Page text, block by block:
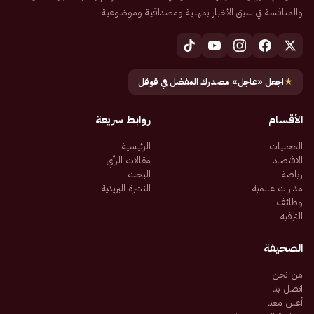
والمنافسة في سبق الأخبار بمهنية ومصداقية وموضوعية
★اجعل «عاجل» مصدرك المفضل في قوقل
الأقسام
المحليات
الاقتصاد
رياضة
مدارات عالمية
وظائف
الترفيه
روابط سريعة
الرئيسية
مقالات الرأي
البحث
النشرة البريدية
الصحيفة
من نحن
اتصل بنا
أعلن معنا